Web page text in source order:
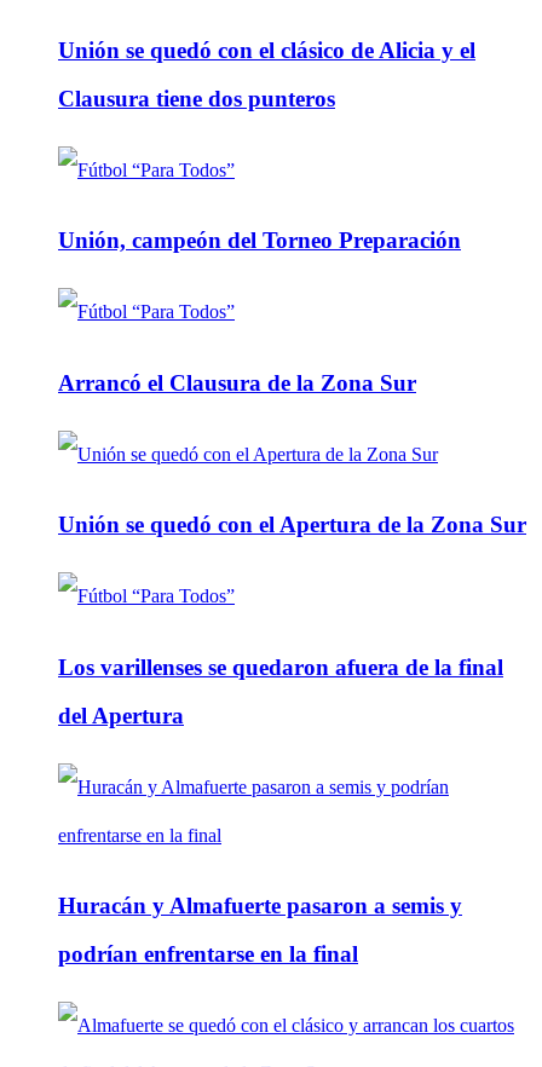
Unión se quedó con el clásico de Alicia y el
Clausura tiene dos punteros
Unión, campeón del Torneo Preparación
Arrancó el Clausura de la Zona Sur
Unión se quedó con el Apertura de la Zona Sur
Los varillenses se quedaron afuera de la final
del Apertura
Huracán y Almafuerte pasaron a semis y
podrían enfrentarse en la final